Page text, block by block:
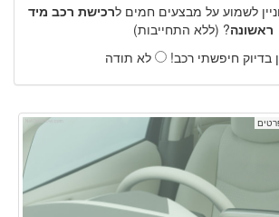
לשמוע על מבצעים חמים לרכישת רכב מיד
ראשונה? (ללא התחייבות)
בדיוק חיפשתי רכב!
לא תודה